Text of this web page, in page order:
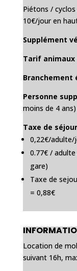
Piétons /
10€/jour en
Supplément
Tarif animaux
Branchement
Personne
moins de 4 ans)
Taxe de séjour
0,22€/adulte/
0.77€ / adulte
gare)
Taxe de
= 0,88€
Location de
suivant 16h,